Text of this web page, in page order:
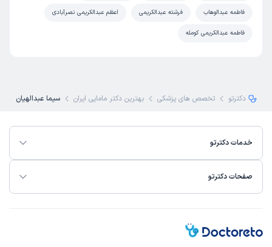
فاطمه عبدالوهاب فرشته عبدالکریمی اعظم عبدالکریمی نصرآبادی
فاطمه عبدالکریمی کومله
دکترتو تخصص های پزشکی بهترین دکتر مامایی ایران سیما عبدالهیان
خدمات دکترتو
صفحات دکترتو